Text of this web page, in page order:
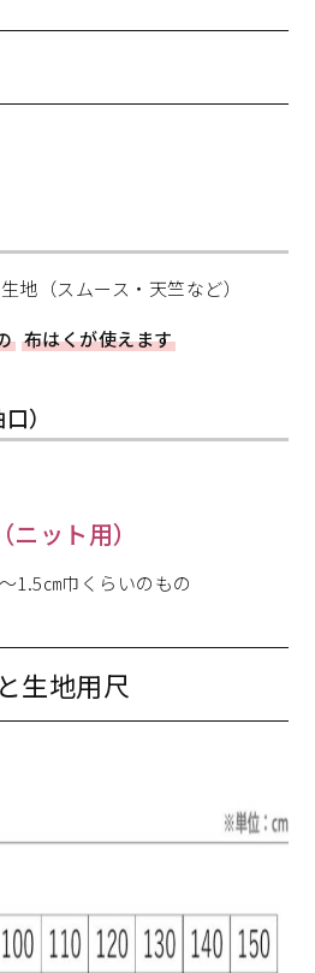
地（スムース・天竺など）
布はくが使えます
）
ット用）
1.5㎝巾くらいのもの
生地用尺